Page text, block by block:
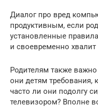
Диалог про вред
продуктивным, если
установленные
и своевременно хвалит
Родителям также
они детям
часто ли они подолгу
телевизором? Вполне